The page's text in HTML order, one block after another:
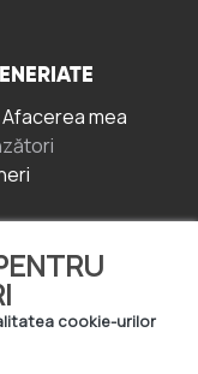
cookie-urilor
Afacerea mea